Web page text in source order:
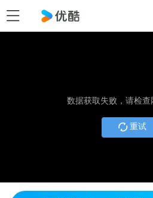
数据获取失败，请检
重试